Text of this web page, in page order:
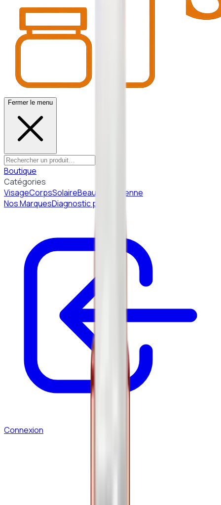
Fermer le menu
Boutique
Catégories
VisageCorpsSolaireBeauté Coréenne
Nos MarquesDiagnostic peau
Connexion